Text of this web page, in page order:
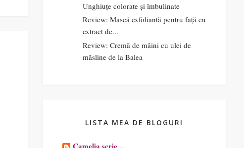
Unghiuțe colorate și îmbulinate
Review: Mască exfoliantă pentru față cu
extract de...
Review: Cremă de mâini cu ulei de
măsline de la Balea
LISTA MEA DE BLOGURI